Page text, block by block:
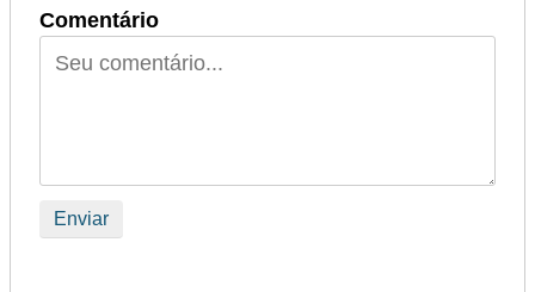
Comentário